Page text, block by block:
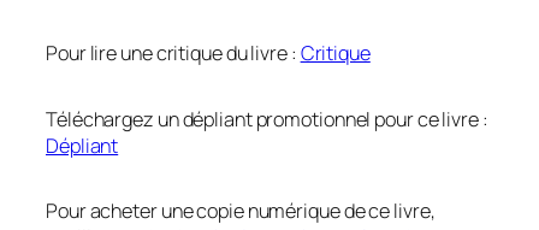
Pour lire une critique du livre : Critique
Téléchargez un dépliant promotionnel pour ce livre :
Dépliant
Pour acheter une copie numérique de ce livre,